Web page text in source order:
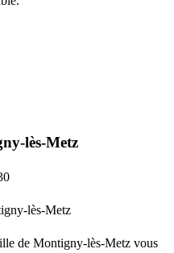
lès-Metz
lès-Metz
de Montigny-lès-Metz vous